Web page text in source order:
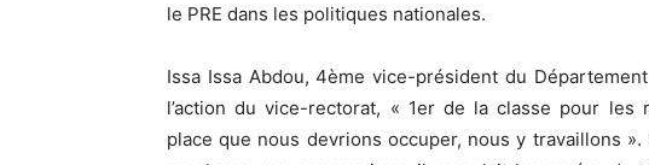
le PRE dans les politiques nationales.
Issa Issa Abdou, 4ème vice-président du
l’action du vice-rectorat, « 1er de la classe pour les
place que nous devrions occuper, nous y travaillons